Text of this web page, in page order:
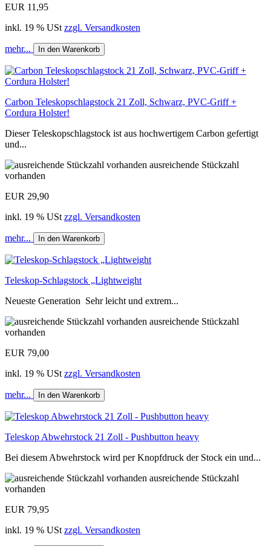
EUR 11,95
inkl. 19 % USt zzgl. Versandkosten
mehr... In den Warenkorb
Carbon Teleskopschlagstock 21 Zoll, Schwarz, PVC-Griff +
Cordura Holster!
Dieser Teleskopschlagstock ist aus hochwertigem Carbon gefertigt
und...
ausreichende Stückzahl
vorhanden
EUR 29,90
inkl. 19 % USt zzgl. Versandkosten
mehr... In den Warenkorb
Teleskop-Schlagstock „Lightweight
Neueste Generation Sehr leicht und extrem...
ausreichende Stückzahl
vorhanden
EUR 79,00
inkl. 19 % USt zzgl. Versandkosten
mehr... In den Warenkorb
Teleskop Abwehrstock 21 Zoll - Pushbutton heavy
Bei diesem Abwehrstock wird per Knopfdruck der Stock ein und...
ausreichende Stückzahl
vorhanden
EUR 79,95
inkl. 19 % USt zzgl. Versandkosten